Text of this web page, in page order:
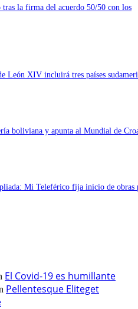
la firma del acuerdo 50/50 con los
León XIV incluirá tres países
boliviana y apunta al Mundial de
Mi Teleférico fija inicio de obras
El Covid-19 es humillante
Pellentesque Eliteget